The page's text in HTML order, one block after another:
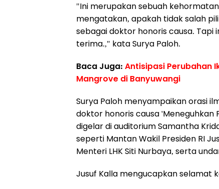
"Ini merupakan sebuah
mengatakan, apakah tidak salah
sebagai doktor honoris causa.
terima.," kata Surya Paloh.
Baca Juga: Antisipasi Perubahan
Mangrove di Banyuwangi
Surya Paloh menyampaikan orasi
doktor honoris causa 'Meneguhkan
digelar di auditorium Samantha
seperti Mantan Wakil Presiden RI
Menteri LHK Siti Nurbaya, serta
Jusuf Kalla mengucapkan selamat